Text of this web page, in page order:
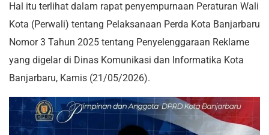
Hal itu terlihat dalam rapat penyempurnaan Peraturan Wali
Kota (Perwali) tentang Pelaksanaan Perda Kota Banjarbaru
Nomor 3 Tahun 2025 tentang Penyelenggaraan Reklame
yang digelar di Dinas Komunikasi dan Informatika Kota
Banjarbaru, Kamis (21/05/2026).